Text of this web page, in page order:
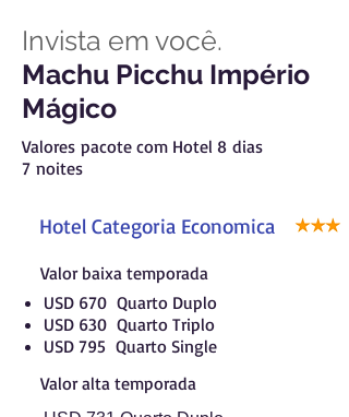
Invista em você.
Machu Picchu Império
Mágico
Valores pacote com Hotel 8 dias
7 noites
Hotel Categoria Economica
Valor baixa temporada
USD 670 Quarto Duplo
USD 630 Quarto Triplo
USD 795 Quarto Single
Valor alta temporada